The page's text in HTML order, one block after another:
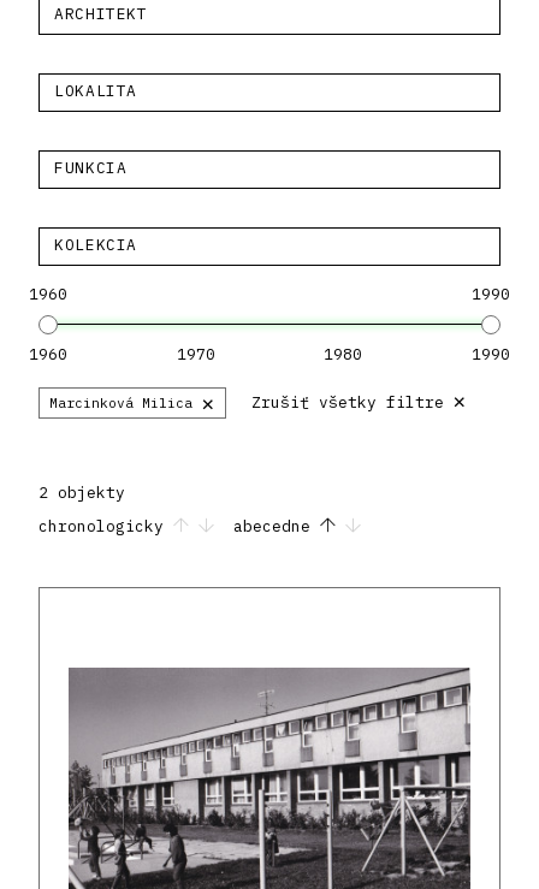
ARCHITEKT
LOKALITA
FUNKCIA
KOLEKCIA
1960 1990
1960 1970 1980 1990
Marcinková Milica × Zrušiť všetky filtre ×
2 objekty
chronologicky
abecedne